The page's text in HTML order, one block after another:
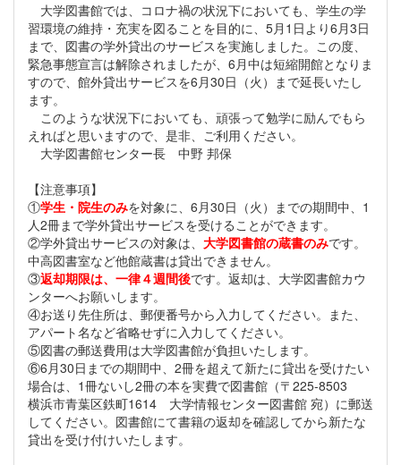
大学図書館では、コロナ禍の状況下においても、学生の学
習環境の維持・充実を図ることを目的に、5月1日より6月3日
まで、図書の学外貸出のサービスを実施しました。この度、
緊急事態宣言は解除されましたが、6月中は短縮開館となりま
すので、館外貸出サービスを6月30日（火）まで延長いたし
ます。
このような状況下においても、頑張って勉学に励んでもら
えればと思いますので、是非、ご利用ください。
大学図書館センター長 中野 邦保
【注意事項】
①学生・院生のみを対象に、6月30日（火）までの期間中、1
人2冊まで学外貸出サービスを受けることができます。
②学外貸出サービスの対象は、 大学図書館の蔵書のみです。
中高図書室など他館蔵書は貸出できません。
③返却期限は、一律４週間後です。返却は、大学図書館カウ
ンターへお願いします。
④お送り先住所は、郵便番号から入力してください。また、
アパート名など省略せずに入力してください。
⑤図書の郵送費用は大学図書館が負担いたします。
⑥6月30日までの期間中、2冊を超えて新たに貸出を受けたい
場合は、1冊ないし2冊の本を実費で図書館（〒225-8503
横浜市青葉区鉄町1614 大学情報センター図書館 宛）に郵送
してください。図書館にて書籍の返却を確認してから新たな
貸出を受け付けいたします。